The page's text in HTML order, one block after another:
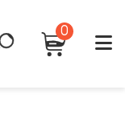
0